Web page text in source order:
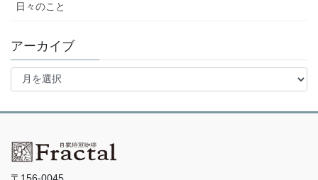
日々のこと
アーカイブ
ア
イ